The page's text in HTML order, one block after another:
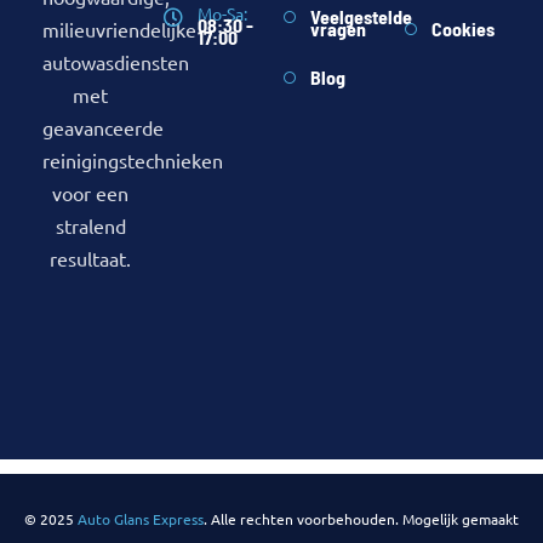
milieuvriendelijke
autowasdiensten
met
geavanceerde
reinigingstechnieken
voor een
stralend
resultaat.
Mo-Sa:
08:30 -
17:00
Veelgestelde
vragen
Blog
Cookies
© 2025 Auto Glans Express. Alle rechten voorbehouden. Mogelijk gemaakt